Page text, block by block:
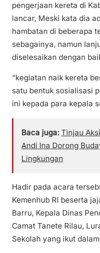
pengerjaan kereta di
lancar, Meski kata dia
hambatan di beberapa
sebagainya, namun
diselesaikan dengan
“kegiatan naik kereta
satu bentuk sosialisasi
ini kepada para kepala
Baca juga: Tinjau
Andi Ina Dorong
Lingkungan
Hadir pada acara
Kemenhub RI beserta
Barru, Kepala Dinas
Camat Tanete Rilau,
Sekolah yang ikut